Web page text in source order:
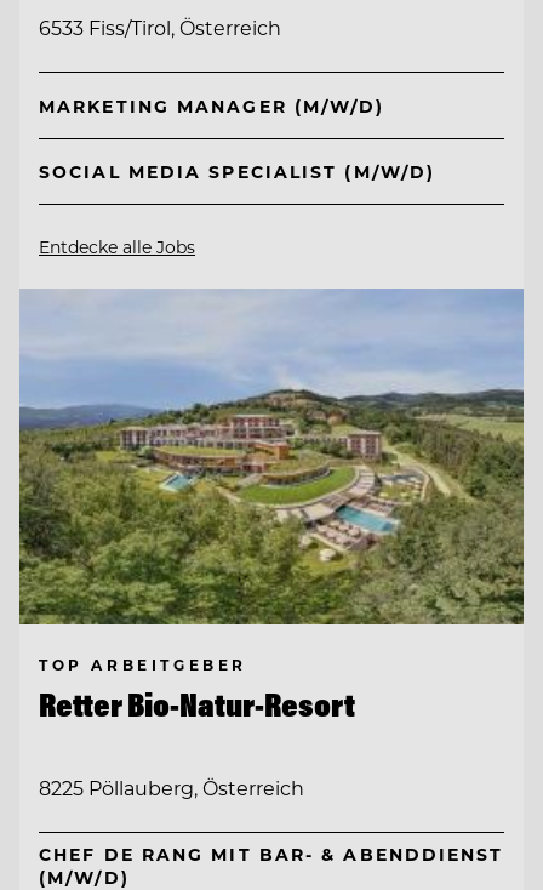
6533 Fiss/Tirol, Österreich
MARKETING MANAGER (M/W/D)
SOCIAL MEDIA SPECIALIST (M/W/D)
Entdecke alle Jobs
TOP ARBEITGEBER
Retter Bio-Natur-Resort
8225 Pöllauberg, Österreich
CHEF DE RANG MIT BAR- & ABENDDIENST
(M/W/D)